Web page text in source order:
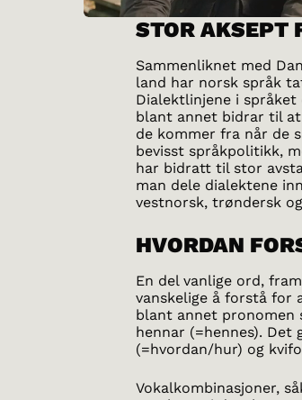
STOR AKSEPT
Sammenliknet med
land har norsk språk
Dialektlinjene i
blant annet bidrar til
de kommer fra når de
bevisst språkpolitikk,
har bidratt til stor
man dele dialektene
vestnorsk, trøndersk
HVORDAN
En del vanlige ord,
vanskelige å forstå for
blant annet pronomen
hennar (=hennes). Det
(=hvordan/hur) og
Vokalkombinasjoner,